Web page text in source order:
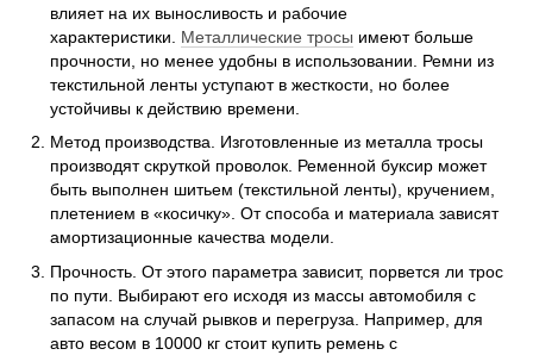
влияет на их выносливость и рабочие
характеристики. Металлические тросы имеют больше
прочности, но менее удобны в использовании. Ремни из
текстильной ленты уступают в жесткости, но более
устойчивы к действию времени.
Метод производства. Изготовленные из металла тросы
производят скруткой проволок. Ременной буксир может
быть выполнен шитьем (текстильной ленты), кручением,
плетением в «косичку». От способа и материала зависят
амортизационные качества модели.
Прочность. От этого параметра зависит, порвется ли трос
по пути. Выбирают его исходя из массы автомобиля с
запасом на случай рывков и перегруза. Например, для
авто весом в 10000 кг стоит купить ремень с